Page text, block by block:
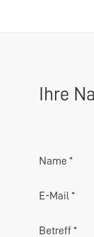
Ihre
Name *
E-Mail *
Betreff *